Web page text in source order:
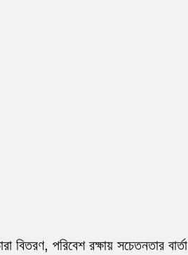
বিতরণ, পরিবেশ রক্ষায় সচেতনতার বার্তা